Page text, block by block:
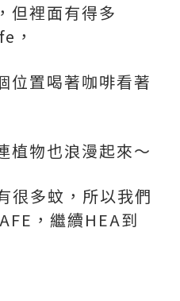
但裡面有得多
，
位置喝著咖啡看著
植物也浪漫起來～
很多蚊，所以我們
，繼續HEA到